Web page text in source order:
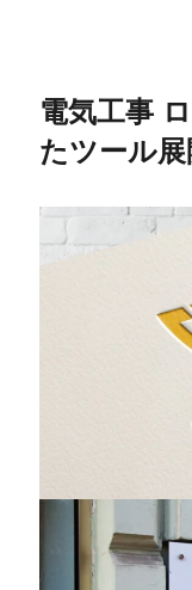
電気工事
たツール